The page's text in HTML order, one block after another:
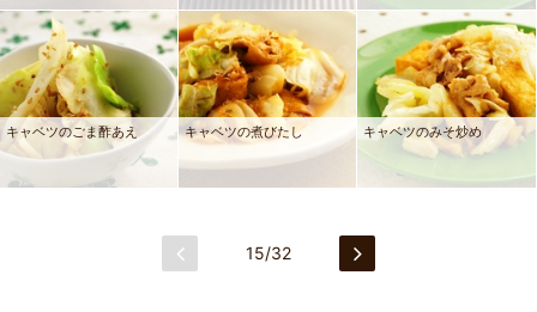
キャベツのごま酢あえ キャベツの煮びたし キャベツのみそ炒め
15/32